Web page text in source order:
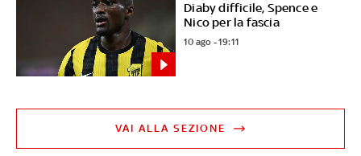
Diaby difficile, Spence e
Nico per la fascia
10 ago - 19:11
VAI ALLA SEZIONE